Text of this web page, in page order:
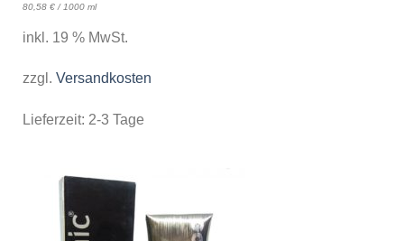
80,58 €/ 1000 ml
inkl. 19 % MwSt.
zzgl. Versandkosten
Lieferzeit: 2-3 Tage